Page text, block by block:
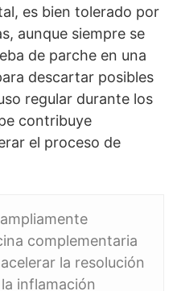
es bien tolerado por
aunque siempre se
de parche en una
descartar posibles
regular durante los
contribuye
el proceso de
complementaria
la resolución
inflamación